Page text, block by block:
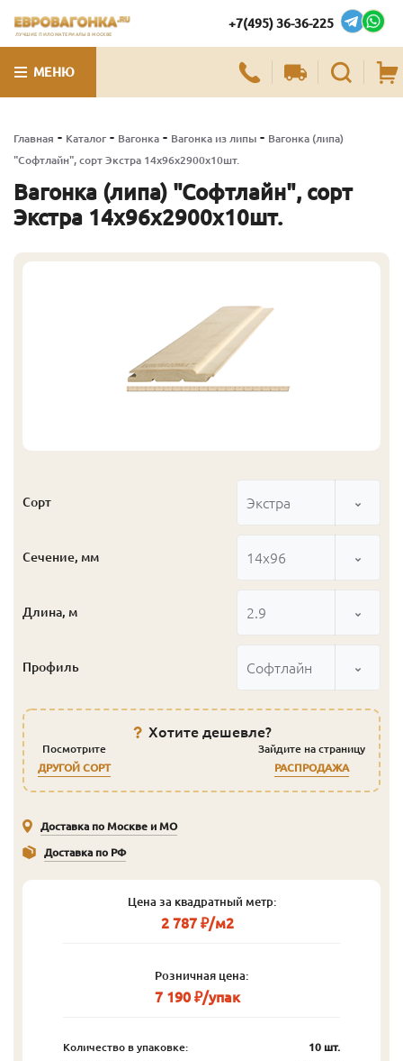
ЛУЧШИЕ ПИЛОМАТЕРИАЛЫ В МОСКВЕ
+7(495) 36-36-225
МЕНЮ
Главная - Каталог - Вагонка - Вагонка из липы - Вагонка (липа)
"Софтлайн", сорт Экстра 14х96х2900х10шт.
Вагонка (липа) "Софтлайн", сорт
Экстра 14х96х2900х10шт.
Сорт Экстра
Сечение, мм 14x96
Длина, м 2.9
Профиль Софтлайн
Хотите дешевле?
Посмотрите
ДРУГОЙ СОРТ
Зайдите на страницу
РАСПРОДАЖА
Доставка по Москве и МО
Доставка по РФ
Цена за квадратный метр:
2 787 ₽/м2
Розничная цена:
7 190 ₽/упак
Количество в упаковке:
10 шт.